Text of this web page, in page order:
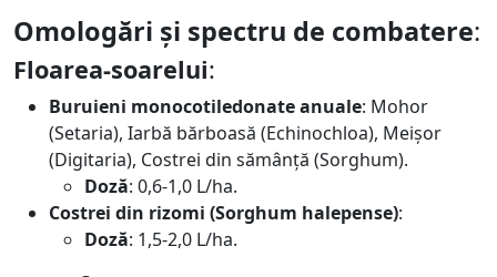
Omologări și spectru de combatere:
Floarea-soarelui:
Buruieni monocotiledonate anuale: Mohor
(Setaria), Iarbă bărboasă (Echinochloa), Meișor
(Digitaria), Costrei din sămânță (Sorghum).
Doză: 0,6-1,0 L/ha.
Costrei din rizomi (Sorghum halepense):
Doză: 1,5-2,0 L/ha.